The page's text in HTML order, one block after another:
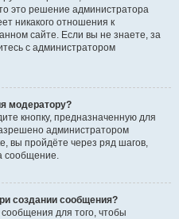
это решение администратора
никакого отношения к
сайте. Если вы не знаете, за
с администратором
модератору?
кнопку, предназначенную для
администратором
вы пройдёте через ряд шагов,
сообщение.
создании сообщения?
для того, чтобы